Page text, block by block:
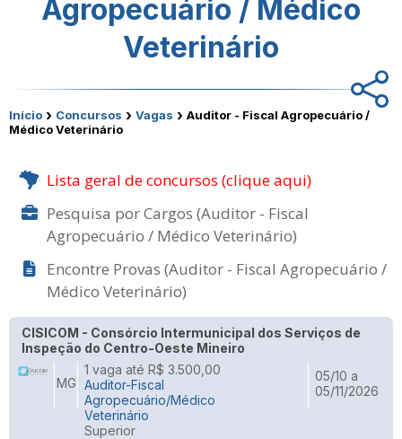
Agropecuário / Médico
Veterinário
Início › Concursos › Vagas › Auditor - Fiscal Agropecuário /
Médico Veterinário
Lista geral de concursos (clique aqui)
Pesquisa por Cargos (Auditor - Fiscal
Agropecuário / Médico Veterinário)
Encontre Provas (Auditor - Fiscal Agropecuário /
Médico Veterinário)
CISICOM - Consórcio Intermunicipal dos Serviços de
Inspeção do Centro-Oeste Mineiro
MG
1 vaga até R$ 3.500,00
Auditor-Fiscal
Agropecuário/Médico
Veterinário
Superior
05/10 a
05/11/2026